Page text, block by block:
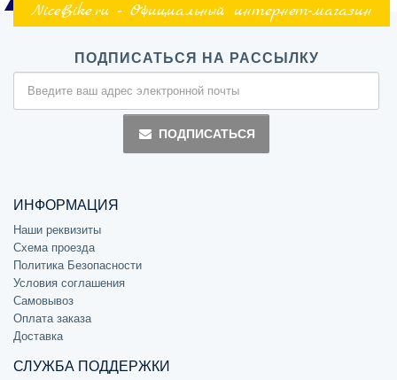
NiceBike.ru - Официальный интернет-магазин
ПОДПИСАТЬСЯ НА РАССЫЛКУ
ПОДПИСАТЬСЯ
ИНФОРМАЦИЯ
Наши реквизиты
Схема проезда
Политика Безопасности
Условия соглашения
Самовывоз
Оплата заказа
Доставка
СЛУЖБА ПОДДЕРЖКИ